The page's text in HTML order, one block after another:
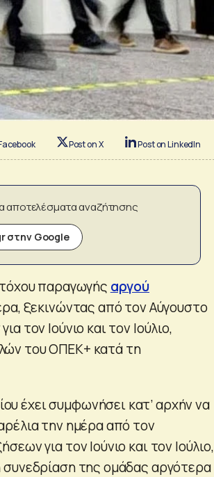
Post on X Post on LinkedIn
αποτελέσματα αναζήτησης
στην Google
παραγωγής αργού
ξεκινώντας από τον Αύγουστο
τον Ιούνιο και τον Ιούλιο,
του ΟΠΕΚ+ κατά τη
έχει συμφωνήσει κατ’ αρχήν να
την ημέρα από τον
για τον Ιούνιο και τον Ιούλιο,
της ομάδας αργότερα